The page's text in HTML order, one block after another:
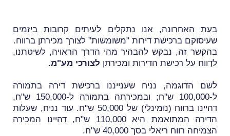
בעת האחרונה, אנו נתקלים לעיתים קרובות ביזמים
שעיסוקם ברכישת דירות "משומשות" לצורך מכירתן ברווח.
בהקשר זה, נבקש להבהיר מהי הדרך הראויה, לשיטתנו,
לדַווח על רכישת הדירות ומכירתן לצורכי מע"מ.
לשם הדוגמה, נניח שענייננו ברכישת דירה בתמורה
ל-100,000 ש"ח; ובמכירתה בתמורה ל-150,000 ש"ח,
דהיינו ברווח (נומינלי) של 50,000 ש"ח.
עוד נניח, שעלות
הדירה המתואמת היא 110,000 ש"ח, דהיינו המכירה
הצמיחה רווח ריאלי בסך 40,000 ש"ח.